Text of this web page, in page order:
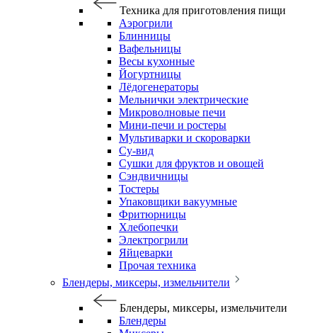
Техника для приготовления пищи
Аэрогрили
Блинницы
Вафельницы
Весы кухонные
Йогуртницы
Лёдогенераторы
Мельнички электрические
Микроволновые печи
Мини-печи и ростеры
Мультиварки и скороварки
Су-вид
Сушки для фруктов и овощей
Сэндвичницы
Тостеры
Упаковщики вакуумные
Фритюрницы
Хлебопечки
Электрогрили
Яйцеварки
Прочая техника
Блендеры, миксеры, измельчители
Блендеры, миксеры, измельчители
Блендеры